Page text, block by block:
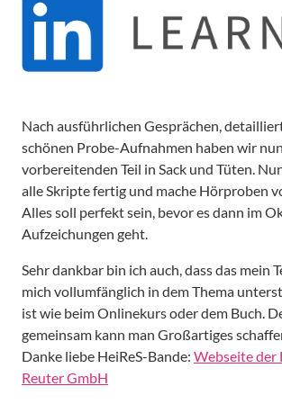
Nach ausführlichen Gesprächen,
schönen Probe-Aufnahmen haben wir
vorbereitenden Teil in Sack und Tüten.
alle Skripte fertig und mache Hörproben
Alles soll perfekt sein, bevor es dann im
Aufzeichungen geht.
Sehr dankbar bin ich auch, dass das mein
mich vollumfänglich in dem Thema
ist wie beim Onlinekurs oder dem Buch.
gemeinsam kann man Großartiges
Danke liebe HeiReS-Bande: Webseite der
Reuter GmbH